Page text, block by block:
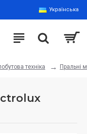
Українська
техніка Пральні